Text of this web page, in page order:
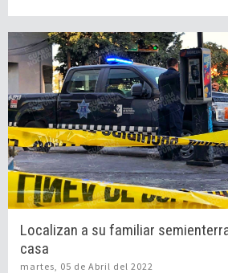
Localizan a su familiar
casa
martes, 05 de Abril del 2022